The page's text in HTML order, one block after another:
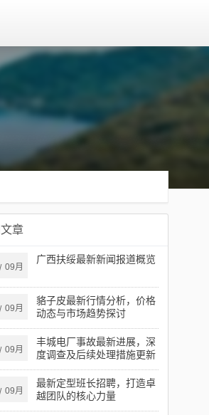
章
/ 09月
广西扶绥最新新闻报道概览
/ 09月
貉子皮最新行情分析，价格
动态与市场趋势探讨
/ 09月
丰城电厂事故最新进展，深
度调查及后续处理措施更新
/ 09月
最新定型班长招聘，打造卓
越团队的核心力量